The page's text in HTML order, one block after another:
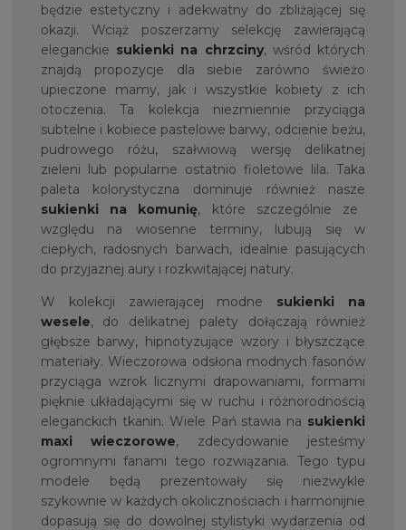
będzie estetyczny i adekwatny do zbliżającej się
okazji. Wciąż poszerzamy selekcję zawierającą
eleganckie sukienki na chrzciny, wśród których
znajdą propozycje dla siebie zarówno świeżo
upieczone mamy, jak i wszystkie kobiety z ich
otoczenia. Ta kolekcja niezmiennie przyciąga
subtelne i kobiece pastelowe barwy, odcienie beżu,
pudrowego różu, szałwiową wersję delikatnej
zieleni lub popularne ostatnio fioletowe lila. Taka
paleta kolorystyczna dominuje również nasze
sukienki na komunię, które szczególnie ze
względu na wiosenne terminy, lubują się w
ciepłych, radosnych barwach, idealnie pasujących
do przyjaznej aury i rozkwitającej natury.
W kolekcji zawierającej modne sukienki na
wesele, do delikatnej palety dołączają również
głębsze barwy, hipnotyzujące wzory i błyszczące
materiały. Wieczorowa odsłona modnych fasonów
przyciąga wzrok licznymi drapowaniami, formami
pięknie układającymi się w ruchu i różnorodnością
eleganckich tkanin. Wiele Pań stawia na sukienki
maxi wieczorowe, zdecydowanie jesteśmy
ogromnymi fanami tego rozwiązania. Tego typu
modele będą prezentowały się niezwykle
szykownie w każdych okolicznościach i harmonijnie
dopasują się do dowolnej stylistyki wydarzenia od